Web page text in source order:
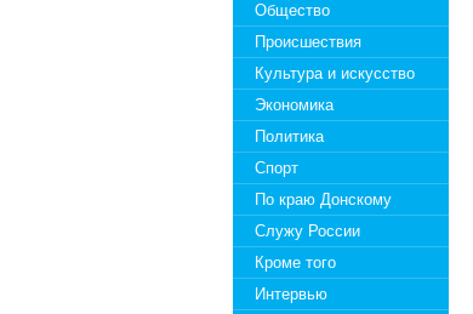
Общество
Происшествия
Культура и искусство
Экономика
Политика
Спорт
По краю Донскому
Служу России
Кроме того
Интервью